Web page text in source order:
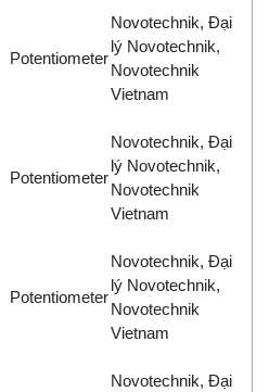
Potentiometer
Novotechnik, Đại
lý Novotechnik,
Novotechnik
Vietnam
Potentiometer
Novotechnik, Đại
lý Novotechnik,
Novotechnik
Vietnam
Potentiometer
Novotechnik, Đại
lý Novotechnik,
Novotechnik
Vietnam
Novotechnik, Đại